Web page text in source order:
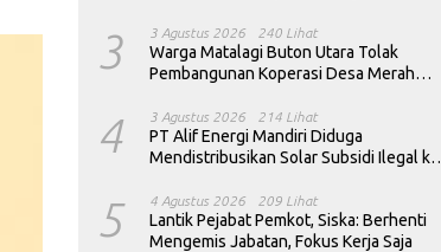
3 3 Agustus 2026 240 Lihat
Warga Matalagi Buton Utara Tolak
Pembangunan Koperasi Desa Merah
4 3 Agustus 2026 214 Lihat
PT Alif Energi Mandiri Diduga
Mendistribusikan Solar Subsidi Ilegal ke
5 4 Agustus 2026 209 Lihat
Lantik Pejabat Pemkot, Siska: Berhenti
Mengemis Jabatan, Fokus Kerja Saja